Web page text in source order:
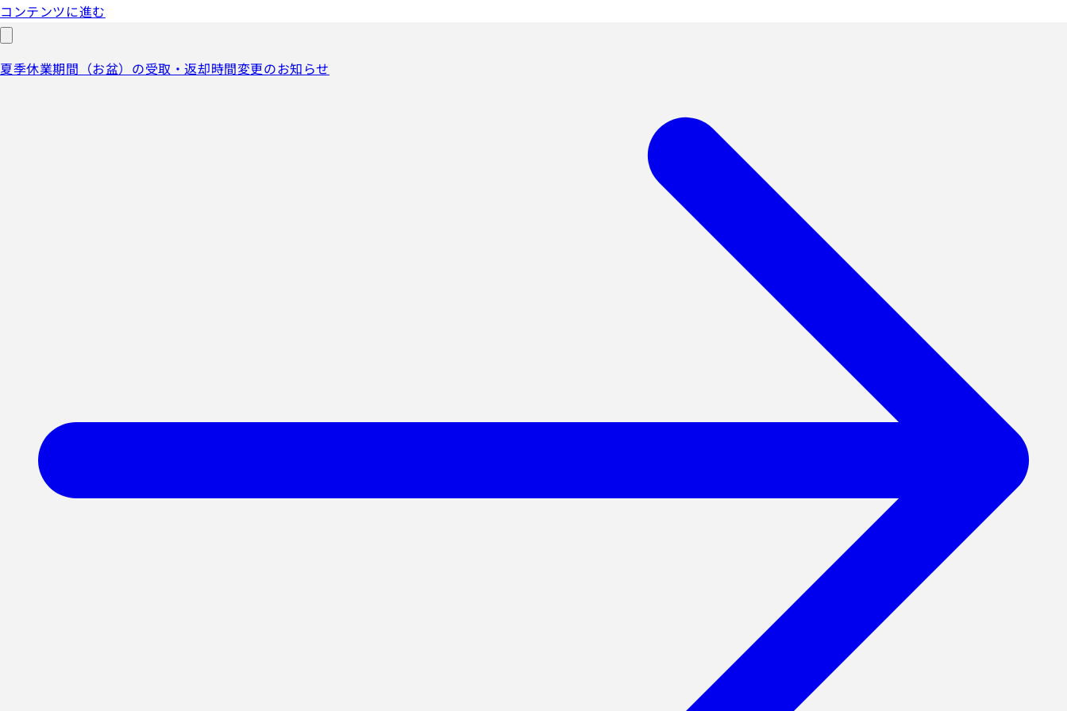
コンテンツに進む
夏季休業期間（お盆）の受取・返却時間変更のお知らせ